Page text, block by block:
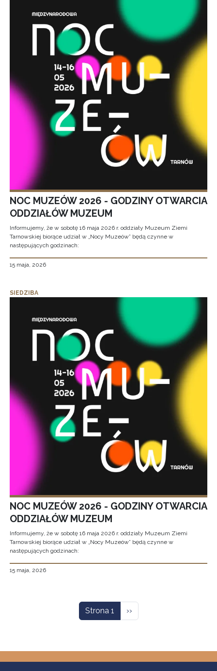
NOC MUZEÓW 2026 - GODZINY OTWARCIA
ODDZIAŁÓW MUZEUM
Informujemy, że w sobotę 16 maja 2026 r. oddziały Muzeum Ziemi
Tarnowskiej biorące udział w „Nocy Muzeów” będą czynne w
następujących godzinach:
15 maja, 2026
SIEDZIBA
NOC MUZEÓW 2026 - GODZINY OTWARCIA
ODDZIAŁÓW MUZEUM
Informujemy, że w sobotę 16 maja 2026 r. oddziały Muzeum Ziemi
Tarnowskiej biorące udział w „Nocy Muzeów” będą czynne w
następujących godzinach:
15 maja, 2026
Strona 1 Następna strona
››